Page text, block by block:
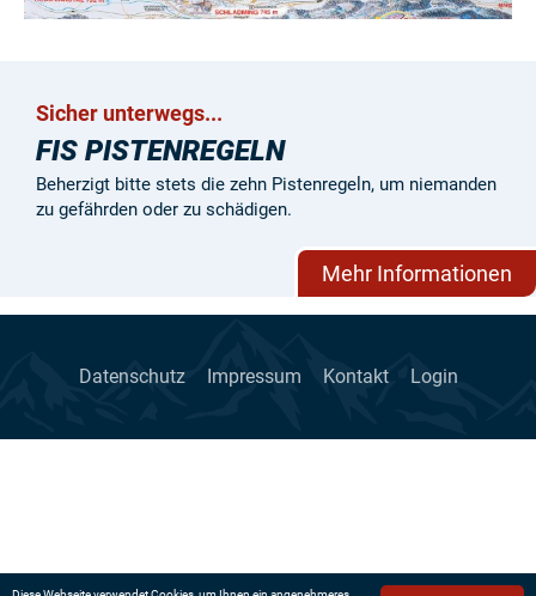
Sicher unterwegs...
FIS PISTENREGELN
Beherzigt bitte stets die zehn Pistenregeln, um niemanden
zu gefährden oder zu schädigen.
Mehr Informationen
Datenschutz Impressum Kontakt Login